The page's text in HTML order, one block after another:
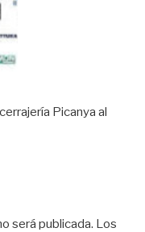
Picanya al
será publicada. Los